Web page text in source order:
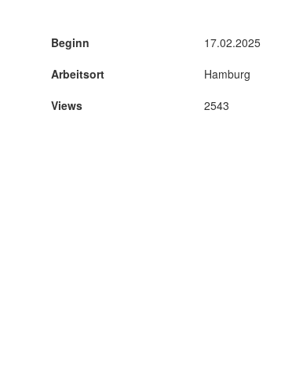
Beginn
Arbeitsort
Views
17.02.2025
Hamburg
2543